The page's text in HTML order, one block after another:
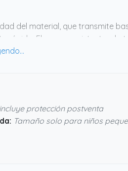
del material, que transmite
rápido. El marco resistente y la
anima cualquier rincón.
protección postventa
Tamaño solo para niños